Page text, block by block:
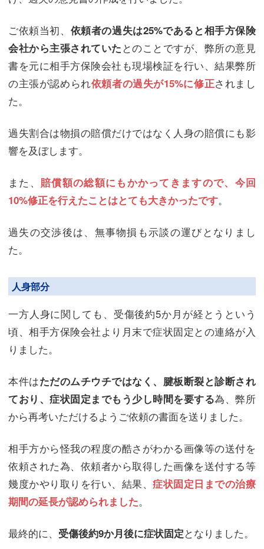
ご依頼当初、 依頼者の過失は25%であると相手方保険
会社から主張されていた とのことですが、弊所の意見
書を元に相手方保険会社も現場検証を行い、結果弊所
の主張が認められ依頼者の過失が15%に修正されまし
た。
過失割合は物損の賠償だけではなく人身の賠償にも影
響を及ぼします。
また、 賠償額の総額にもかかってきますので、今回
10%修正を行えたことはとても大きかったです。
過失の交渉後は、無事物損も示談の運びとなりまし
た。
人身部分
一方人身に関しても、受傷後約5か月が経とうという
頃、相手方保険会社より月末で症状固定との連絡が入
りました。
本件はただのムチウチではなく、腱板断裂と診断され
ており、症状固定までもう少し時間を要する為、弊所
から再考いただけるようご依頼の書面を送りました。
相手方から怪我の程度の酷さがわかる画像等の送付を
依頼された為、依頼者から取得した画像を送付する等
幾度かやり取りを行い、結果、症状固定日までの治療
期間の延長が認められました。
最終的に、 受傷後約9か月後に症状固定となりました。